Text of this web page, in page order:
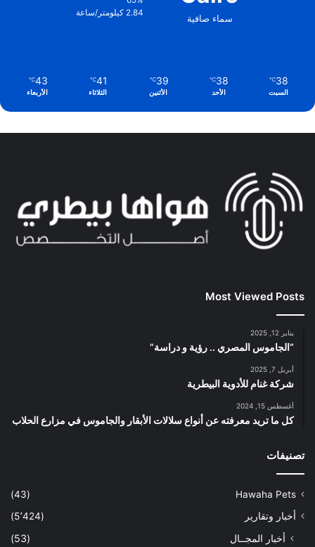
سماء صافية
2.84 كيلومتر/ساعة
38
℃
السبت
38
℃
الأحد
39
℃
الأثنين
41
℃
الثلاثاء
43
℃
الأربعاء
Most Viewed Posts
يناير 12, 2025
“الجاموس المصري .. رؤية و دراسة”
أبريل 7, 2025
شركة غنام للأدوية البيطرية
أغسطس 15, 2024
كل ما تريد معرفته عن أنواع سلالات الأبقار والجاموس في مزارع الحلاب
تصنيفات
Hawaha Pets
(43)
أخبار وتقارير
(5٬424)
أخبار المجــال
(53)